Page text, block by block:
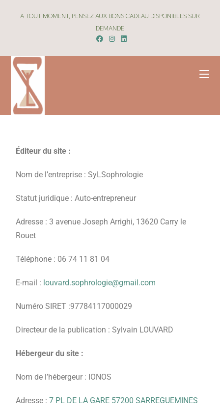
A TOUT MOMENT, PENSEZ AUX BONS CADEAU DISPONIBLES SUR
DEMANDE
Éditeur du site :
Nom de l’entreprise : SyLSophrologie
Statut juridique : Auto-entrepreneur
Adresse : 3 avenue Joseph Arrighi, 13620 Carry le
Rouet
Téléphone : 06 74 11 81 04
E-mail : louvard.sophrologie@gmail.com
Numéro SIRET :97784117000029
Directeur de la publication : Sylvain LOUVARD
Hébergeur du site :
Nom de l’hébergeur : IONOS
Adresse :7 PL DE LA GARE 57200 SARREGUEMINES